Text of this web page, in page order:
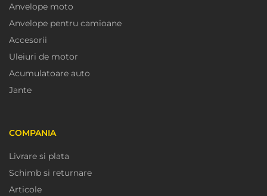
Anvelope moto
Anvelope pentru camioane
Accesorii
Uleiuri de motor
Acumulatoare auto
Jante
COMPANIA
Livrare si plata
Schimb si returnare
Articole